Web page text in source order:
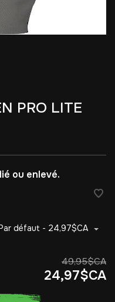
PRO LITE
ou enlevé.
défaut - 24,97$CA
49,95$CA
24,97$CA